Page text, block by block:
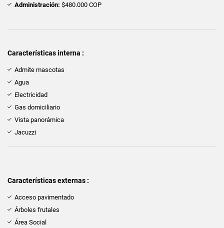
Administración: $480.000 COP
Características interna :
Admite mascotas
Agua
Electricidad
Gas domiciliario
Vista panorámica
Jacuzzi
Características externas :
Acceso pavimentado
Árboles frutales
Área Social